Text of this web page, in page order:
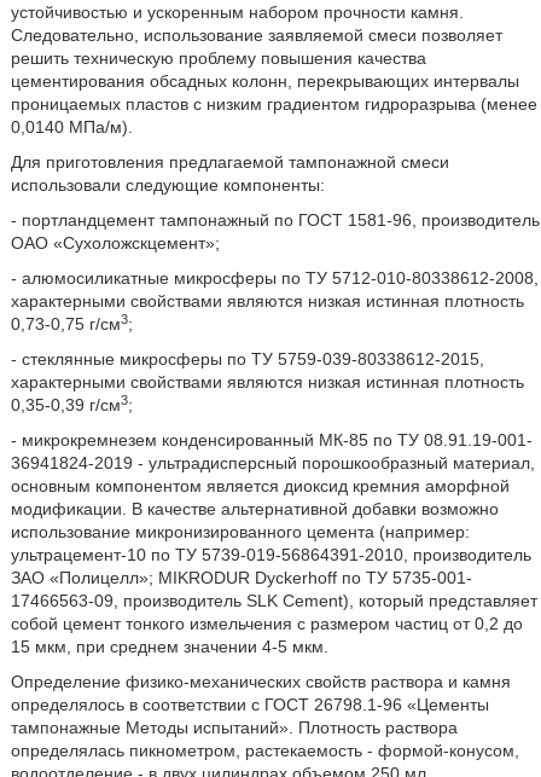
устойчивостью и ускоренным набором прочности камня.
Следовательно, использование заявляемой смеси позволяет
решить техническую проблему повышения качества
цементирования обсадных колонн, перекрывающих интервалы
проницаемых пластов с низким градиентом гидроразрыва (менее
0,0140 МПа/м).
Для приготовления предлагаемой тампонажной смеси
использовали следующие компоненты:
- портландцемент тампонажный по ГОСТ 1581-96, производитель
ОАО «Сухоложскцемент»;
- алюмосиликатные микросферы по ТУ 5712-010-80338612-2008,
характерными свойствами являются низкая истинная плотность
0,73-0,75 г/см3;
- стеклянные микросферы по ТУ 5759-039-80338612-2015,
характерными свойствами являются низкая истинная плотность
0,35-0,39 г/см3;
- микрокремнезем конденсированный МК-85 по ТУ 08.91.19-001-
36941824-2019 - ультрадисперсный порошкообразный материал,
основным компонентом является диоксид кремния аморфной
модификации. В качестве альтернативной добавки возможно
использование микронизированного цемента (например:
ультрацемент-10 по ТУ 5739-019-56864391-2010, производитель
ЗАО «Полицелл»; MIKRODUR Dyckerhoff по ТУ 5735-001-
17466563-09, производитель SLK Cement), который представляет
собой цемент тонкого измельчения с размером частиц от 0,2 до
15 мкм, при среднем значении 4-5 мкм.
Определение физико-механических свойств раствора и камня
определялось в соответствии с ГОСТ 26798.1-96 «Цементы
тампонажные Методы испытаний». Плотность раствора
определялась пикнометром, растекаемость - формой-конусом,